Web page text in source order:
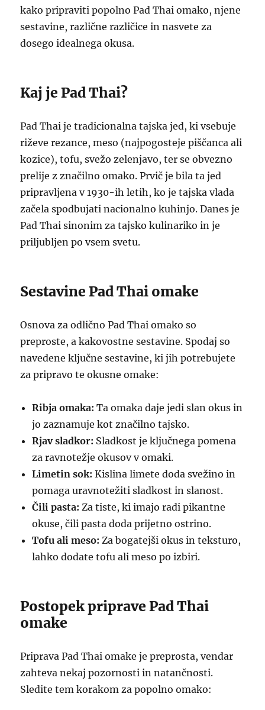
kako pripraviti popolno Pad Thai omako, njene
sestavine, različne različice in nasvete za
dosego idealnega okusa.
Kaj je Pad Thai?
Pad Thai je tradicionalna tajska jed, ki vsebuje
riževe rezance, meso (najpogosteje piščanca ali
kozice), tofu, svežo zelenjavo, ter se obvezno
prelije z značilno omako. Prvič je bila ta jed
pripravljena v 1930-ih letih, ko je tajska vlada
začela spodbujati nacionalno kuhinjo. Danes je
Pad Thai sinonim za tajsko kulinariko in je
priljubljen po vsem svetu.
Sestavine Pad Thai omake
Osnova za odlično Pad Thai omako so
preproste, a kakovostne sestavine. Spodaj so
navedene ključne sestavine, ki jih potrebujete
za pripravo te okusne omake:
Ribja omaka: Ta omaka daje jedi slan okus in
jo zaznamuje kot značilno tajsko.
Rjav sladkor: Sladkost je ključnega pomena
za ravnotežje okusov v omaki.
Limetin sok: Kislina limete doda svežino in
pomaga uravnotežiti sladkost in slanost.
Čili pasta: Za tiste, ki imajo radi pikantne
okuse, čili pasta doda prijetno ostrino.
Tofu ali meso: Za bogatejši okus in teksturo,
lahko dodate tofu ali meso po izbiri.
Postopek priprave Pad Thai
omake
Priprava Pad Thai omake je preprosta, vendar
zahteva nekaj pozornosti in natančnosti.
Sledite tem korakom za popolno omako: